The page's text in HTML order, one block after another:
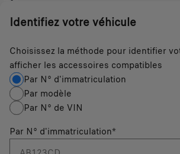
Identifiez votre véhicule
Choisissez la méthode pour identifier
afficher les accessoires compatibles
Par N° d'immatriculation
Par modèle
Par N° de VIN
Par N° d'immatriculation*